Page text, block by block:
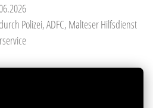
Polizei, ADFC, Malteser Hilfsdienst